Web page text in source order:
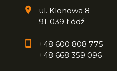
ul. Klonowa 8
91-039 Łódź
+48 600 808 775
+48 668 359 096